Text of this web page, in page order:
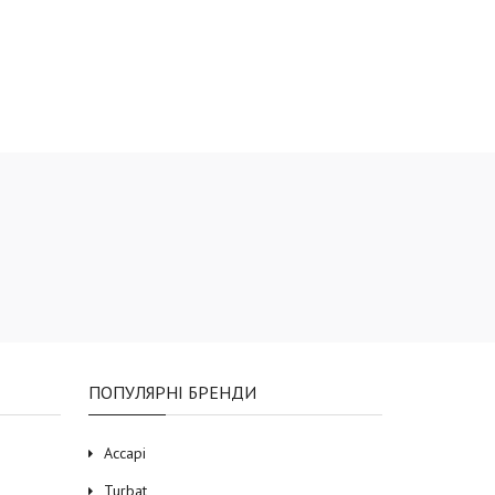
ПОПУЛЯРНІ БРЕНДИ
Accapi
Turbat